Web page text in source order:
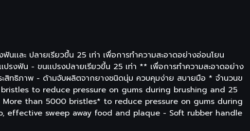
นเเละ ปลายเรียวขึ้น 25 เท่า เพื่อการทำความสะอาดอย่างอ่อนโยน
ปรงฟัน - ขนเเปรงปลายเรียวขึ้น 25 เท่า ** เพื่อการทำความสะอาดอย่าง
ระสิทธิภาพ - ด้ามจับผลิตจากยางชนิดนุ่ม ควบคุมง่าย สบายมือ * จำนวนข
bristles to reduce pressure on gums during brushing and 25
than 5000 bristles* to reduce pressure on gums during
sweep away food and plaque - Soft rubber handle